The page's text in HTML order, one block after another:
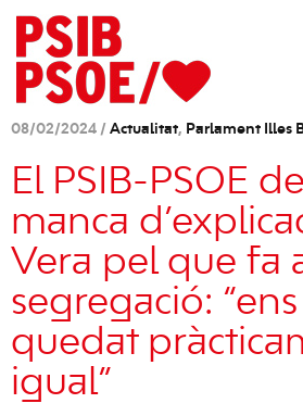
08/02/2024 / Actualitat, Parlament Illes
El PSIB-PSOE
manca
Vera pel que fa
segregació:
quedat
igual”